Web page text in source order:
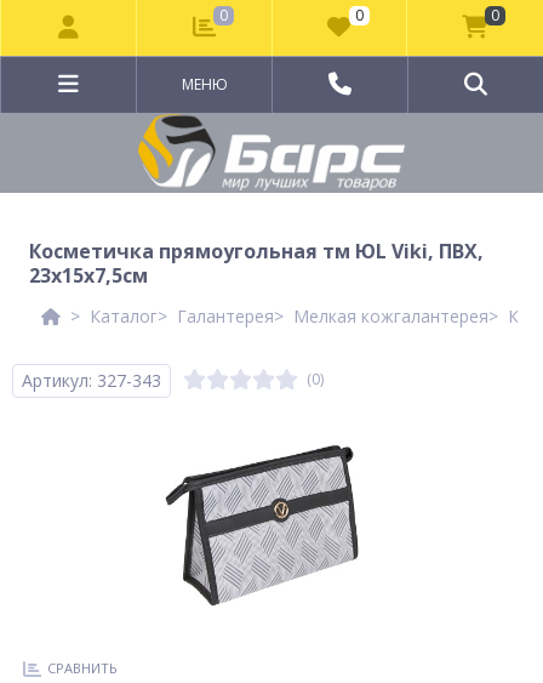
МЕНЮ
Косметичка прямоугольная тм ЮL Viki, ПВХ,
23х15х7,5см
Каталог Галантерея Мелкая кожгалантерея
Артикул: 327-343 (0)
СРАВНИТЬ
0 0 0